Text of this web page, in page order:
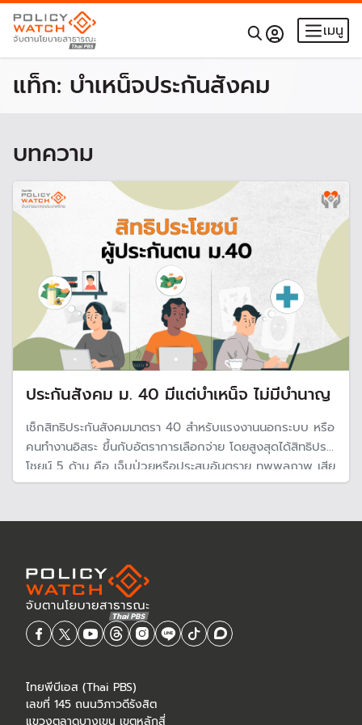
เมนู
แท็ก: บำเหน็จประกันสังคม
บทความ
ประกันสังคม ม. 40 มีแต่บำเหน็จ ไม่มีบำนาญ
เช็กสิทธิประกันสังคมมาตรา 40 สำหรับแรงงานนอกระบบ หรือ
คนทำงานอิสระ ขึ้นกับอัตราการเลือกจ่าย โดยสูงสุดได้สิทธิประ
โชยน์ 5 ด้าน คือ เจ็บป่วยหรือประสบอันตราย ทุพพลภาพ เสีย
ชีวิต ชราภาพ และสงเคราะห์บุตร แต่เมื่อชราภาพอายุครบ 60
ไทยพีบีเอส (Thai PBS)
เลขที่ 145 ถนนวิภาวดีรังสิต